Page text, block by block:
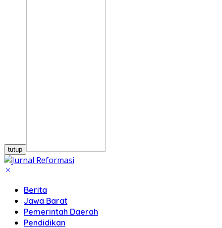
tutup
Berita
Jawa Barat
Pemerintah Daerah
Pendidikan